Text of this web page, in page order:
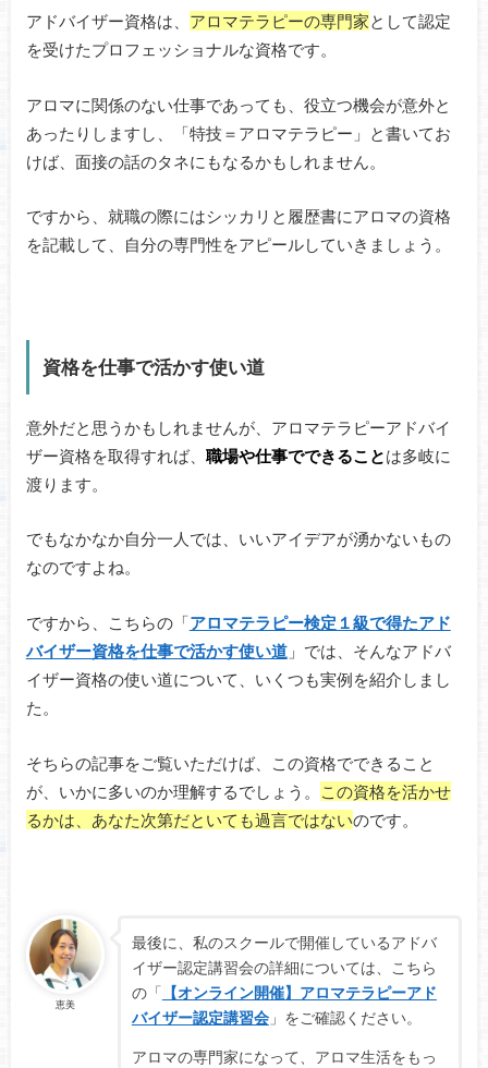
アドバイザー資格は、 アロマテラピーの専門家として認定
を受けたプロフェッショナルな資格です。
アロマに関係のない仕事であっても、役立つ機会が意外と
あったりしますし、「特技＝アロマテラピー」と書いてお
けば、面接の話のタネにもなるかもしれません。
ですから、就職の際にはシッカリと履歴書にアロマの資格
を記載して、自分の専門性をアピールしていきましょう。
資格を仕事で活かす使い道
意外だと思うかもしれませんが、アロマテラピーアドバイ
ザー資格を取得すれば、 職場や仕事でできることは多岐に
渡ります。
でもなかなか自分一人では、いいアイデアが湧かないもの
なのですよね。
ですから、こちらの「アロマテラピー検定１級で得たアド
バイザー資格を仕事で活かす使い道」では、そんなアドバ
イザー資格の使い道について、いくつも実例を紹介しまし
た。
そちらの記事をご覧いただけば、この資格でできること
が、いかに多いのか理解するでしょう。
この資格を活かせ
るかは、あなた次第だといても過言ではないのです。
恵美
最後に、私のスクールで開催しているアドバ
イザー認定講習会の詳細については、こちら
の「 【オンライン開催】アロマテラピーアド
バイザー認定講習会」をご確認ください。
アロマの専門家になって、アロマ生活をもっ